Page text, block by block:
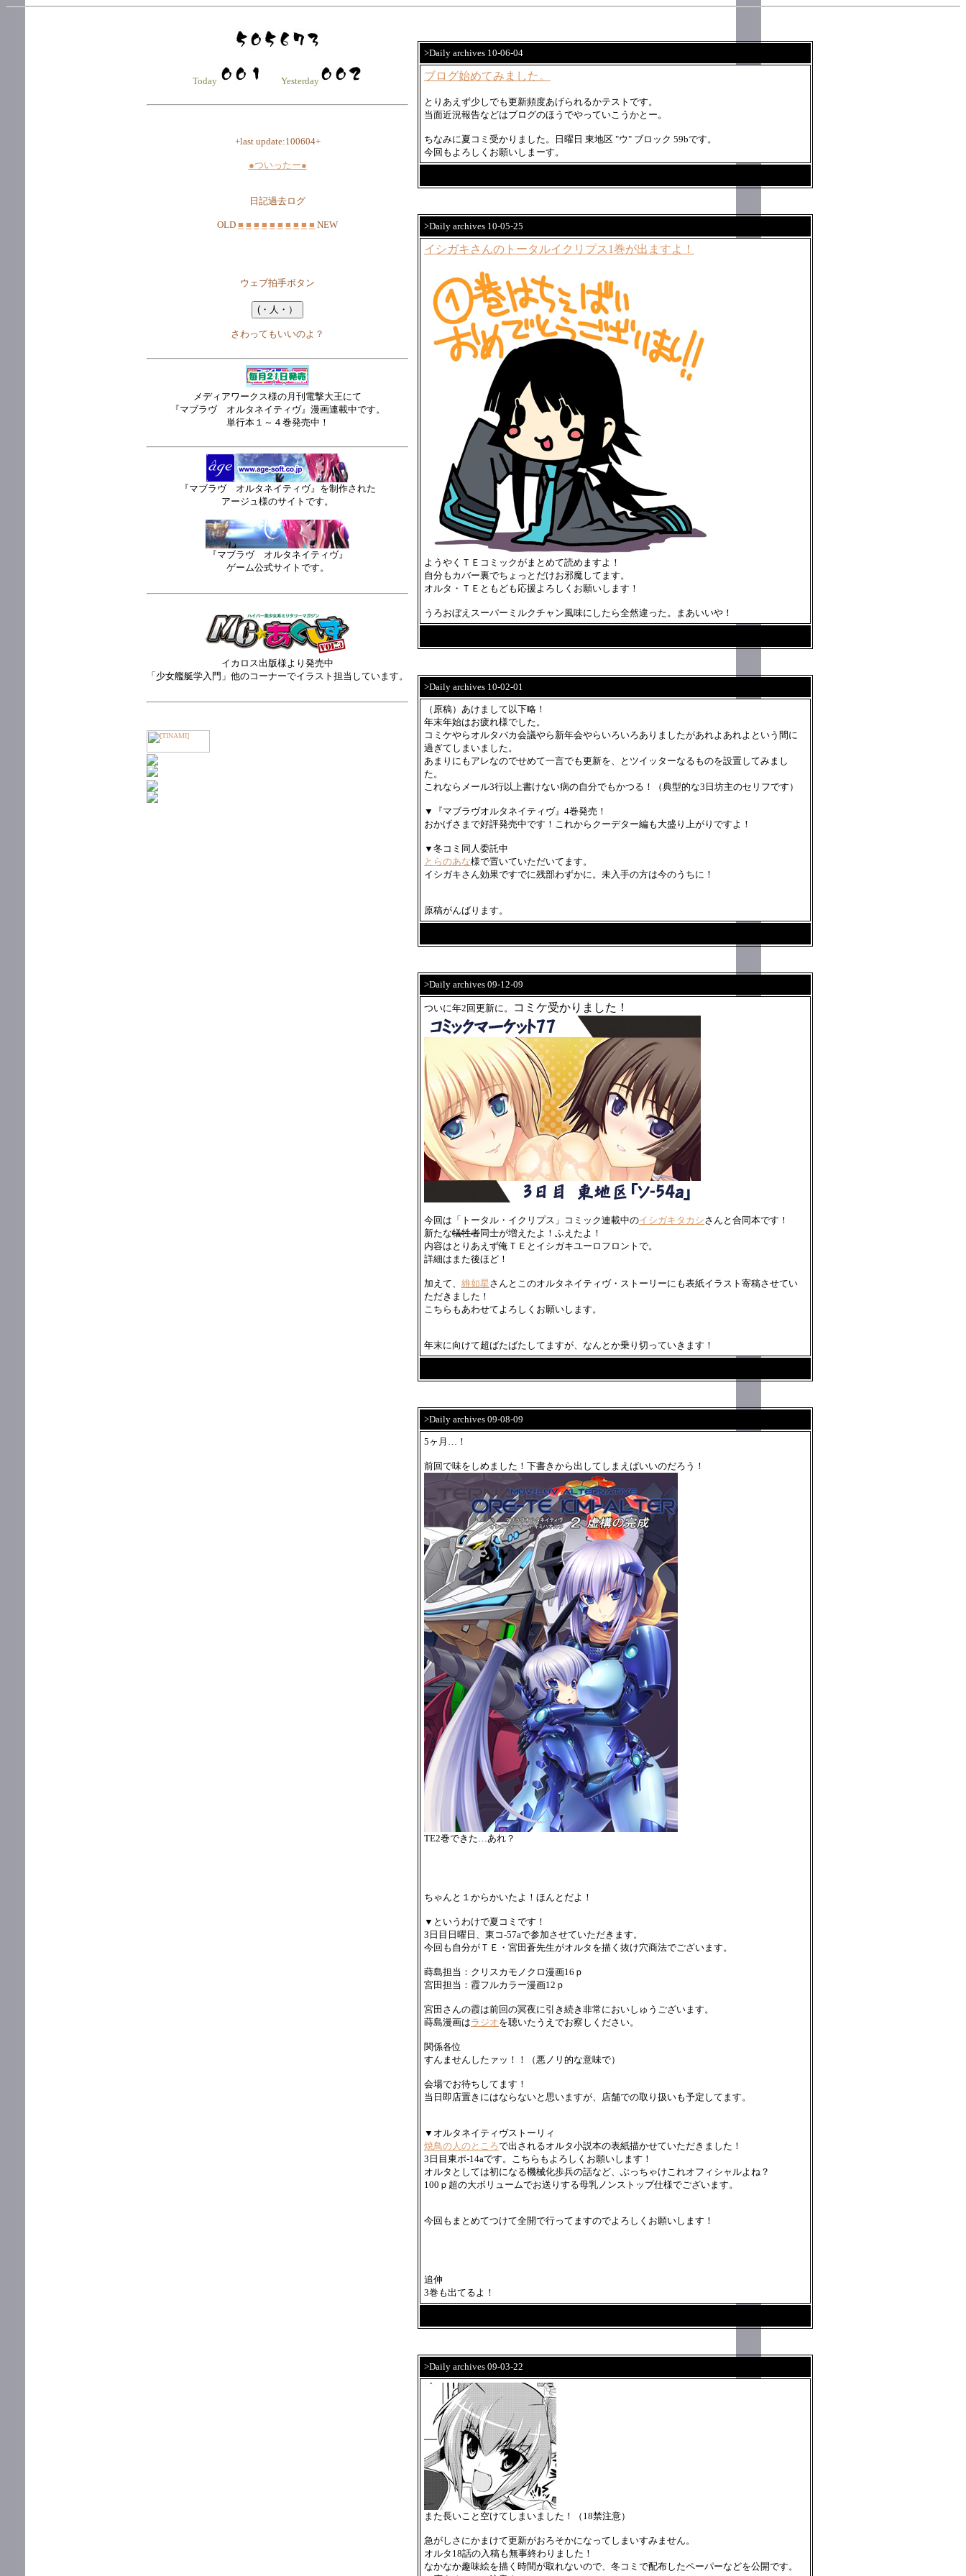
Today Yesterday
+last update:100604+
●ついったー●
日記過去ログ
OLD ■ ■ ■ ■ ■ ■ ■ ■ ■ ■ NEW
ウェブ拍手ボタン
さわってもいいのよ？
メディアワークス様の月刊電撃大王にて
『マブラヴ オルタネイティヴ』漫画連載中です。
単行本１～４巻発売中！
『マブラヴ オルタネイティヴ』を制作された
アージュ様のサイトです。
『マブラヴ オルタネイティヴ』
ゲーム公式サイトです。
イカロス出版様より発売中
「少女艦艇学入門」他のコーナーでイラスト担当しています。
>Daily archives 10-06-04
ブログ始めてみました。
とりあえず少しでも更新頻度あげられるかテストです。
当面近況報告などはブログのほうでやっていこうかとー。
ちなみに夏コミ受かりました。日曜日 東地区 "ウ" ブロック 59bです。
今回もよろしくお願いしまーす。
>Daily archives 10-05-25
イシガキさんのトータルイクリプス1巻が出ますよ！
ようやくＴＥコミックがまとめて読めますよ！
自分もカバー裏でちょっとだけお邪魔してます。
オルタ・ＴＥともども応援よろしくお願いします！
うろおぼえスーパーミルクチャン風味にしたら全然違った。まあいいや！
>Daily archives 10-02-01
（原稿）あけまして以下略！
年末年始はお疲れ様でした。
コミケやらオルタバカ会議やら新年会やらいろいろありましたがあれよあれよという間に
過ぎてしまいました。
あまりにもアレなのでせめて一言でも更新を、とツイッターなるものを設置してみまし
た。
これならメール3行以上書けない病の自分でもかつる！（典型的な3日坊主のセリフです）
▼『マブラヴオルタネイティヴ』4巻発売！
おかげさまで好評発売中です！これからクーデター編も大盛り上がりですよ！
▼冬コミ同人委託中
とらのあな様で置いていただいてます。
イシガキさん効果ですでに残部わずかに。未入手の方は今のうちに！
原稿がんばります。
>Daily archives 09-12-09
ついに年2回更新に。 コミケ受かりました！
今回は「トータル・イクリプス」コミック連載中のイシガキタカシさんと合同本です！
新たな犠牲者同士が増えたよ！ふえたよ！
内容はとりあえず俺ＴＥとイシガキユーロフロントで。
詳細はまた後ほど！
加えて、 維如星さんとこのオルタネイティヴ・ストーリーにも表紙イラスト寄稿させてい
ただきました！
こちらもあわせてよろしくお願いします。
年末に向けて超ばたばたしてますが、なんとか乗り切っていきます！
>Daily archives 09-08-09
5ヶ月…！
前回で味をしめました！下書きから出してしまえばいいのだろう！
TE2巻できた…あれ？
ちゃんと１からかいたよ！ほんとだよ！
▼というわけで夏コミです！
3日目日曜日、東コ-57aで参加させていただきます。
今回も自分がＴＥ・宮田蒼先生がオルタを描く抜け穴商法でございます。
蒔島担当：クリスカモノクロ漫画16ｐ
宮田担当：霞フルカラー漫画12ｐ
宮田さんの霞は前回の冥夜に引き続き非常においしゅうございます。
蒔島漫画はラジオを聴いたうえでお察しください。
関係各位
すんませんしたァッ！！（悪ノリ的な意味で）
会場でお待ちしてます！
当日即店置きにはならないと思いますが、店舗での取り扱いも予定してます。
▼オルタネイティヴストーリィ
焼鳥の人のところで出されるオルタ小説本の表紙描かせていただきました！
3日目東ポ-14aです。こちらもよろしくお願いします！
オルタとしては初になる機械化歩兵の話など、ぶっちゃけこれオフィシャルよね？
100ｐ超の大ボリュームでお送りする母乳ノンストップ仕様でございます。
今回もまとめてつけて全開で行ってますのでよろしくお願いします！
追伸
3巻も出てるよ！
>Daily archives 09-03-22
また長いこと空けてしまいました！（18禁注意）
急がしさにかまけて更新がおろそかになってしまいすみません。
オルタ18話の入稿も無事終わりました！
なかなか趣味絵を描く時間が取れないので、冬コミで配布したペーパーなどを公開です。